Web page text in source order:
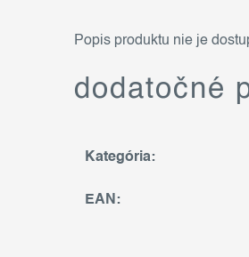
Popis produktu nie je
dodatočné
Kategória:
EAN :